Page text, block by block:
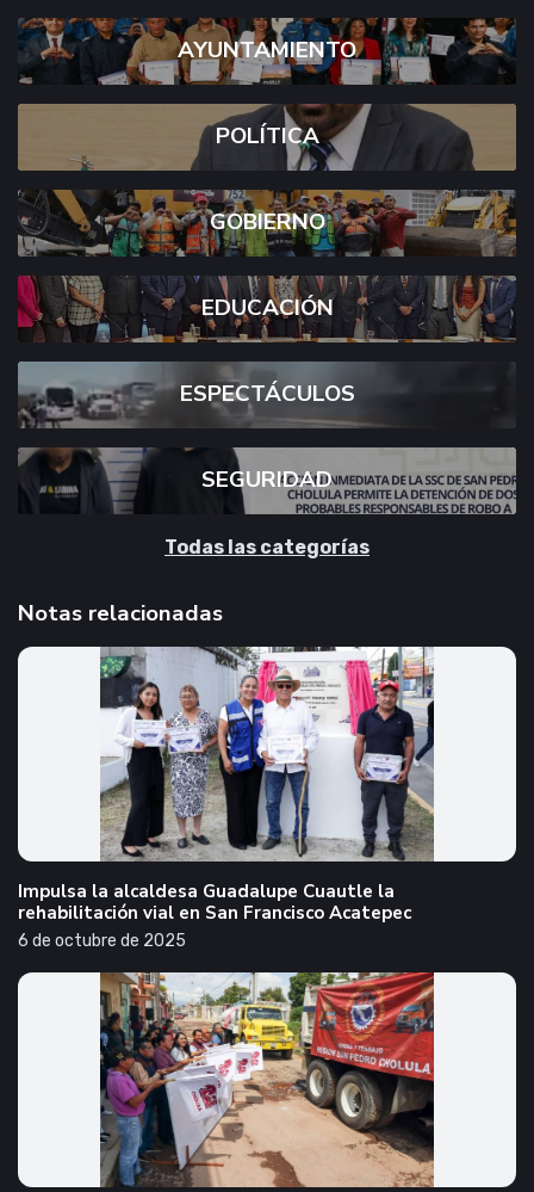
AYUNTAMIENTO
POLÍTICA
GOBIERNO
EDUCACIÓN
ESPECTÁCULOS
SEGURIDAD
Todas las categorías
Notas relacionadas
Impulsa la alcaldesa Guadalupe Cuautle la
rehabilitación vial en San Francisco Acatepec
6 de octubre de 2025